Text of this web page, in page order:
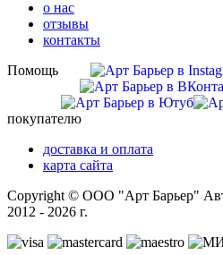
о нас
отзывы
контакты
Помощь
покупателю
доставка и оплата
карта сайта
Copyright © ООО "Арт Барьер"
2012 - 2026 г.